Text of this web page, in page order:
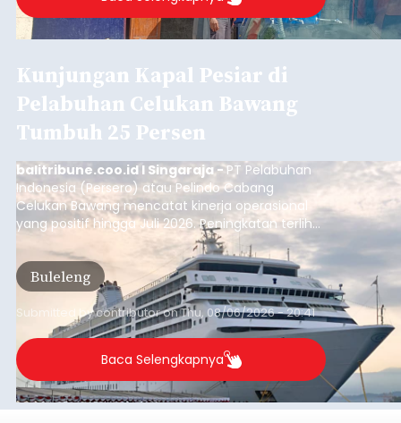
Kunjungan Kapal Pesiar di
Pelabuhan Celukan Bawang
Tumbuh 25 Persen
balitribune.coo.id I Singaraja -PT Pelabuhan
Indonesia (Persero) atau Pelindo Cabang
Celukan Bawang mencatat kinerja operasional
yang positif hingga Juli 2026. Peningkatan terlihat
dari arus kapal yang mencapai 1,48 juta Gross
Tonnage (GT), atau tumbuh 12,4 persen
dibandingkan periode yang sama tahun lalu
yang tercatat sebesar 1,32 juta GT.
Buleleng
Submitted bycontributoronThu, 08/06/2026 - 20:41
Baca Selengkapnya